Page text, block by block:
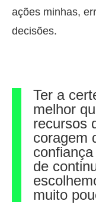
ações minhas,
decisões.
Ter a
melhor
recursos
coragem
de
muito